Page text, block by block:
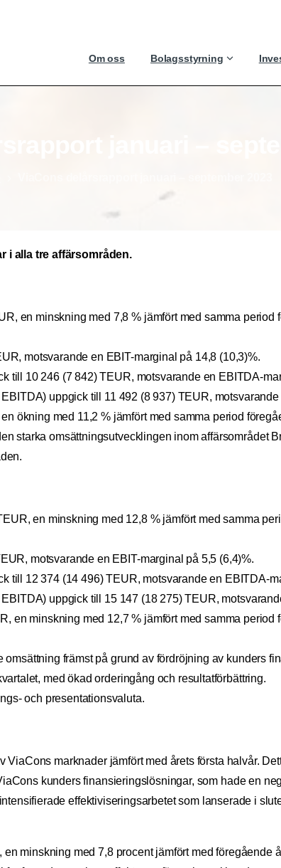
Om oss Bolagsstyrning
i alla tre affärsområden.
en minskning med 7,8 % jämfört med samma
motsvarande en EBIT-marginal på 14,8 (10,3)%.
till 10 246 (7 842) TEUR, motsvarande en EBITDA-
uppgick till 11 492 (8 937) TEUR,
ökning med 11,2 % jämfört med samma period
starka omsättningsutvecklingen inom affärsområdet
en minskning med 12,8 % jämfört med samma
motsvarande en EBIT-marginal på 5,5 (6,4)%.
till 12 374 (14 496) TEUR, motsvarande en EBITDA-
uppgick till 15 147 (18 275) TEUR,
en minskning med 12,7 % jämfört med samma period
främst på grund av fördröjning av kunders
med ökad orderingång och resultatförbättring.
och presentationsvaluta.
marknader jämfört med årets första halvår.
kunders finansieringslösningar, som hade en
effektiviseringsarbetet som lanserade i
minskning med 7,8 procent jämfört med föregående